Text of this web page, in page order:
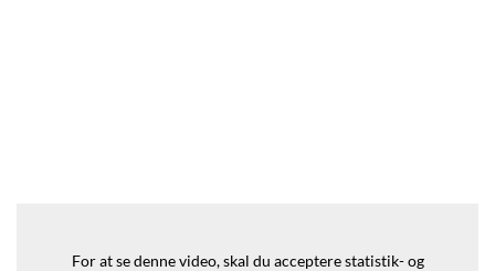
For at se denne video, skal du acceptere statistik- og